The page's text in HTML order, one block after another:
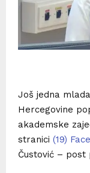
Još jedna
Hercegovine
akademske
stranici (19)
Čustović – post